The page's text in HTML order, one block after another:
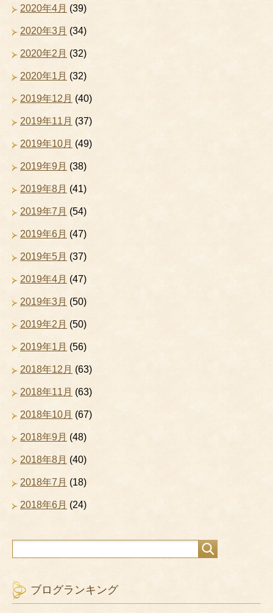
2020年4月 (39)
2020年3月 (34)
2020年2月 (32)
2020年1月 (32)
2019年12月 (40)
2019年11月 (37)
2019年10月 (49)
2019年9月 (38)
2019年8月 (41)
2019年7月 (54)
2019年6月 (47)
2019年5月 (37)
2019年4月 (47)
2019年3月 (50)
2019年2月 (50)
2019年1月 (56)
2018年12月 (63)
2018年11月 (63)
2018年10月 (67)
2018年9月 (48)
2018年8月 (40)
2018年7月 (18)
2018年6月 (24)
ブログランキング